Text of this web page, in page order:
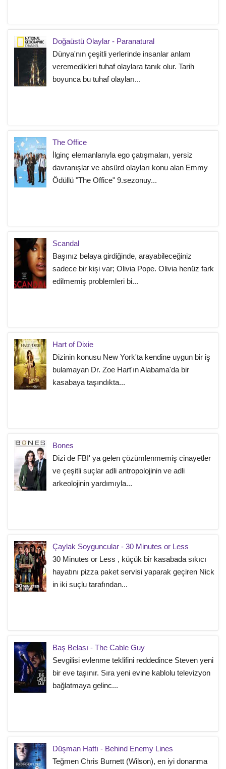
Doğaüstü Olaylar - Paranatural
Dünya'nın çeşitli yerlerinde insanlar anlam
veremedikleri tuhaf olaylara tanık olur. Tarih
boyunca bu tuhaf olayları...
The Office
İlginç elemanlarıyla ego çatışmaları, yersiz
davranışlar ve absürd olayları konu alan Emmy
Ödüllü "The Office" 9.sezonuy...
Scandal
Başınız belaya girdiğinde, arayabileceğiniz
sadece bir kişi var; Olivia Pope. Olivia henüz fark
edilmemiş problemleri bi...
Hart of Dixie
Dizinin konusu New York'ta kendine uygun bir iş
bulamayan Dr. Zoe Hart'ın Alabama'da bir
kasabaya taşındıkta...
Bones
Dizi de FBI' ya gelen çözümlenmemiş cinayetler
ve çeşitli suçlar adli antropolojinin ve adli
arkeolojinin yardımıyla...
Çaylak Soyguncular - 30 Minutes or Less
30 Minutes or Less , küçük bir kasabada sıkıcı
hayatını pizza paket servisi yaparak geçiren Nick
in iki suçlu tarafından...
Baş Belası - The Cable Guy
Sevgilisi evlenme teklifini reddedince Steven yeni
bir eve taşınır. Sıra yeni evine kablolu televizyon
bağlatmaya gelinc...
Düşman Hattı - Behind Enemy Lines
Teğmen Chris Burnett (Wilson), en iyi donanma